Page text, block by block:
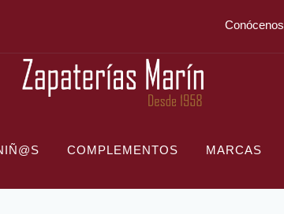
Conócenos
COMPLEMENTOS MARCAS